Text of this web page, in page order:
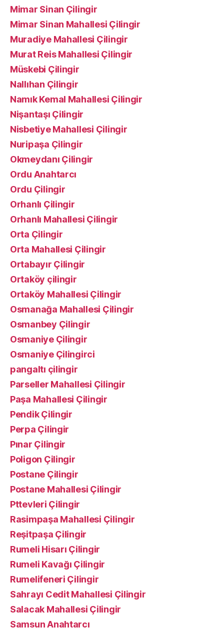
Mimar Sinan Çilingir
Mimar Sinan Mahallesi Çilingir
Muradiye Mahallesi Çilingir
Murat Reis Mahallesi Çilingir
Müskebi Çilingir
Nallıhan Çilingir
Namık Kemal Mahallesi Çilingir
Nişantaşı Çilingir
Nisbetiye Mahallesi Çilingir
Nuripaşa Çilingir
Okmeydanı Çilingir
Ordu Anahtarcı
Ordu Çilingir
Orhanlı Çilingir
Orhanlı Mahallesi Çilingir
Orta Çilingir
Orta Mahallesi Çilingir
Ortabayır Çilingir
Ortaköy çilingir
Ortaköy Mahallesi Çilingir
Osmanağa Mahallesi Çilingir
Osmanbey Çilingir
Osmaniye Çilingir
Osmaniye Çilingirci
pangaltı çilingir
Parseller Mahallesi Çilingir
Paşa Mahallesi Çilingir
Pendik Çilingir
Perpa Çilingir
Pınar Çilingir
Poligon Çilingir
Postane Çilingir
Postane Mahallesi Çilingir
Pttevleri Çilingir
Rasimpaşa Mahallesi Çilingir
Reşitpaşa Çilingir
Rumeli Hisarı Çilingir
Rumeli Kavağı Çilingir
Rumelifeneri Çilingir
Sahrayı Cedit Mahallesi Çilingir
Salacak Mahallesi Çilingir
Samsun Anahtarcı